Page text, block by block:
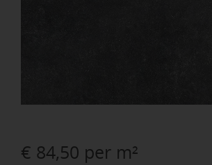
€ 84,50 per m²